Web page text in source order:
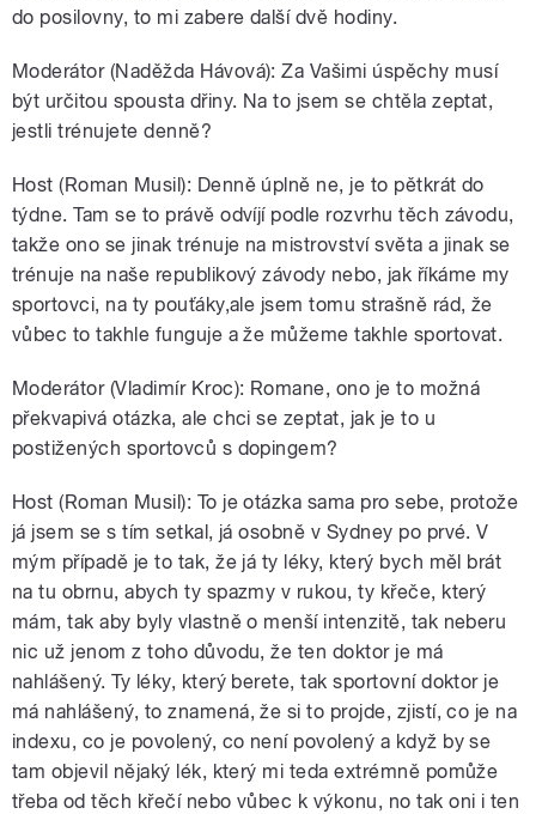
do posilovny, to mi zabere další dvě hodiny.
Moderátor (Naděžda Hávová): Za Vašimi úspěchy musí
být určitou spousta dřiny. Na to jsem se chtěla zeptat,
jestli trénujete denně?
Host (Roman Musil): Denně úplně ne, je to pětkrát do
týdne. Tam se to právě odvíjí podle rozvrhu těch závodu,
takže ono se jinak trénuje na mistrovství světa a jinak se
trénuje na naše republikový závody nebo, jak říkáme my
sportovci, na ty pouťáky,ale jsem tomu strašně rád, že
vůbec to takhle funguje a že můžeme takhle sportovat.
Moderátor (Vladimír Kroc): Romane, ono je to možná
překvapivá otázka, ale chci se zeptat, jak je to u
postižených sportovců s dopingem?
Host (Roman Musil): To je otázka sama pro sebe, protože
já jsem se s tím setkal, já osobně v Sydney po prvé. V
mým případě je to tak, že já ty léky, který bych měl brát
na tu obrnu, abych ty spazmy v rukou, ty křeče, který
mám, tak aby byly vlastně o menší intenzitě, tak neberu
nic už jenom z toho důvodu, že ten doktor je má
nahlášený. Ty léky, který berete, tak sportovní doktor je
má nahlášený, to znamená, že si to projde, zjistí, co je na
indexu, co je povolený, co není povolený a když by se
tam objevil nějaký lék, který mi teda extrémně pomůže
třeba od těch křečí nebo vůbec k výkonu, no tak oni i ten